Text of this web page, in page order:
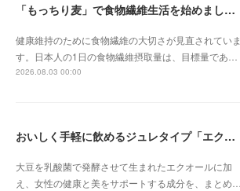
「もっちり麦」で食物繊維生活を始めましょう
健康維持のために食物繊維の大切さが見直されていま
す。日本人の1日の食物繊維摂取量は、目標量であ…
2026.08.03 00:00
おいしく手軽に飲めるジュレタイプ「エクエル ジュレ」
大豆を乳酸菌で発酵させて生まれたエクオールに加
え、女性の健康と美をサポートする成分を、まとめ…